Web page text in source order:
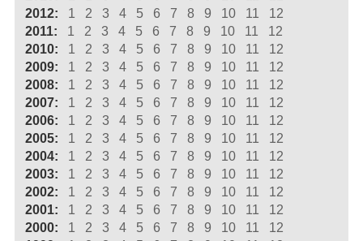
2012:
1 2 3 4 5 6 7 8 9 10 11
12
2011:
1 2 3 4 5 6 7 8 9 10 11
12
2010:
1 2 3 4 5 6 7 8 9 10 11
12
2009:
1 2 3 4 5 6 7 8 9 10 11
12
2008:
1 2 3 4 5 6 7 8 9 10 11
12
2007:
1 2 3 4 5 6 7 8 9 10 11
12
2006:
1 2 3 4 5 6 7 8 9 10 11
12
2005:
1 2 3 4 5 6 7 8 9 10 11
12
2004:
1 2 3 4 5 6 7 8 9 10 11
12
2003:
1 2 3 4 5 6 7 8 9 10 11
12
2002:
1 2 3 4 5 6 7 8 9 10 11
12
2001:
1 2 3 4 5 6 7 8 9 10 11
12
2000:
1 2 3 4 5 6 7 8 9 10 11
12